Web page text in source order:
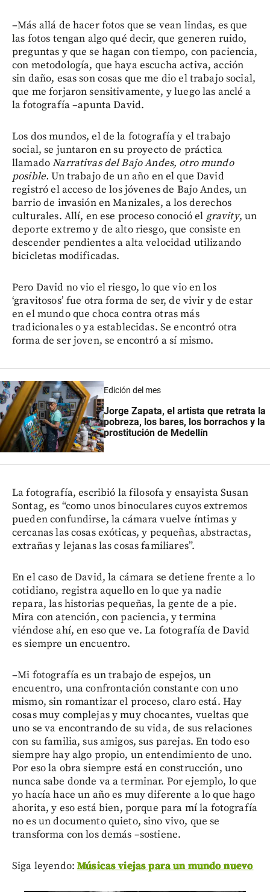
–Más allá de hacer fotos que se vean lindas, es que
las fotos tengan algo qué decir, que generen ruido,
preguntas y que se hagan con tiempo, con paciencia,
con metodología, que haya escucha activa, acción
sin daño, esas son cosas que me dio el trabajo social,
que me forjaron sensitivamente, y luego las anclé a
la fotografía –apunta David.
Los dos mundos, el de la fotografía y el trabajo
social, se juntaron en su proyecto de práctica
llamadoNarrativas del Bajo Andes, otro mundo
posible. Un trabajo de un año en el que David
registró el acceso de los jóvenes de Bajo Andes, un
barrio de invasión en Manizales, a los derechos
culturales. Allí, en ese proceso conoció el gravity, un
deporte extremo y de alto riesgo, que consiste en
descender pendientes a alta velocidad utilizando
bicicletas modificadas.
Pero David no vio el riesgo, lo que vio en los
‘gravitosos’ fue otra forma de ser, de vivir y de estar
en el mundo que choca contra otras más
tradicionales o ya establecidas. Se encontró otra
forma de ser joven, se encontró a sí mismo.
Edición del mes
Jorge Zapata, el artista que retrata la
pobreza, los bares, los borrachos y la
prostitución de Medellín
La fotografía, escribió la filosofa y ensayista Susan
Sontag, es “como unos binoculares cuyos extremos
pueden confundirse, la cámara vuelve íntimas y
cercanas las cosas exóticas, y pequeñas, abstractas,
extrañas y lejanas las cosas familiares”.
En el caso de David, la cámara se detiene frente a lo
cotidiano, registra aquello en lo que ya nadie
repara, las historias pequeñas, la gente de a pie.
Mira con atención, con paciencia, y termina
viéndose ahí, en eso que ve. La fotografía de David
es siempre un encuentro.
–Mi fotografía es un trabajo de espejos, un
encuentro, una confrontación constante con uno
mismo, sin romantizar el proceso, claro está. Hay
cosas muy complejas y muy chocantes, vueltas que
uno se va encontrando de su vida, de sus relaciones
con su familia, sus amigos, sus parejas. En todo eso
siempre hay algo propio, un entendimiento de uno.
Por eso la obra siempre está en construcción, uno
nunca sabe donde va a terminar. Por ejemplo, lo que
yo hacía hace un año es muy diferente a lo que hago
ahorita, y eso está bien, porque para mí la fotografía
no es un documento quieto, sino vivo, que se
transforma con los demás –sostiene.
Siga leyendo:Músicas viejas para un mundo nuevo